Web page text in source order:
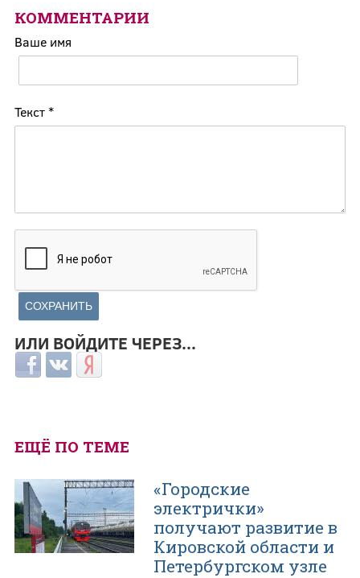
КОММЕНТАРИИ
Ваше имя
Текст *
ИЛИ ВОЙДИТЕ ЧЕРЕЗ...
Login with Facebook
Login with ВКонтакте
Login with Яндекс
ЕЩЁ ПО ТЕМЕ
«Городские
электрички»
получают развитие в
Кировской области и
Петербургском узле